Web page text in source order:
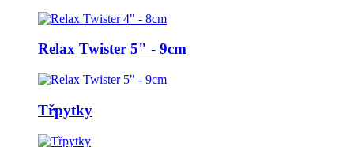
Relax Twister 5" - 9cm
Třpytky